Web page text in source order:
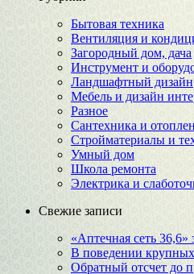
Бытовая техника
Вентиляция и
Загородный дом, дача
Инструмент и
Ландшафтный дизайн
Мебель и дизайн
Разное
Сантехника и
Стройматериалы и
Умный дом
Школа ремонта
Электрика и
Свежие записи
«Аптечная сеть 36,6»
В поведении
Обратный отсчет до